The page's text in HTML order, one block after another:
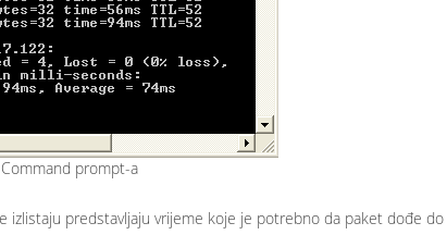
prompt-a
izlistaju predstavljaju vrijeme koje je potrebno da paket dođe do